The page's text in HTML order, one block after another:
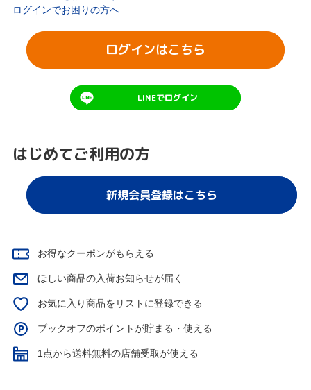
ログインはこちら
LINEでログイン
ログインでお困りの方へ
はじめてご利用の方
新規会員登録はこちら
お得なクーポンがもらえる
ほしい商品の入荷お知らせが届く
お気に入り商品をリストに登録できる
ブックオフのポイントが貯まる・使える
1点から送料無料の店舗受取が使える